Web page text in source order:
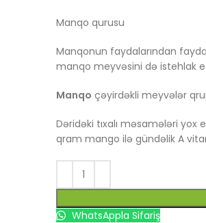
Manqo qurusu
Manqonun faydalarından
manqo meyvəsini də istehlak
Manqo çəyirdəkli meyvələr
Dəridəki tıxalı məsamələri yox
qram mango ilə gündəlik A
WhatsAppla Sifariş